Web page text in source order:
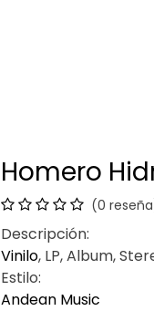
Homero
(0
Descripción:
Vinilo, LP, Album,
Estilo:
Andean Music